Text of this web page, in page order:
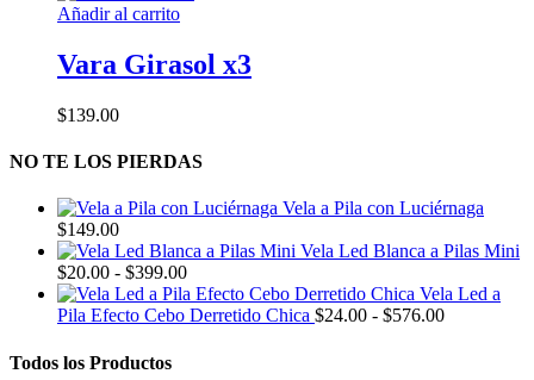
Añadir al carrito
Vara Girasol x3
$139.00
NO TE LOS PIERDAS
Vela a Pila con Luciérnaga
$149.00
Vela Led Blanca a Pilas Mini
$20.00 - $399.00Rango
de
precios:
Vela Led a
Pila Efecto Cebo Derretido Chica $24.00 - $576.00Rango
Todos los Productos